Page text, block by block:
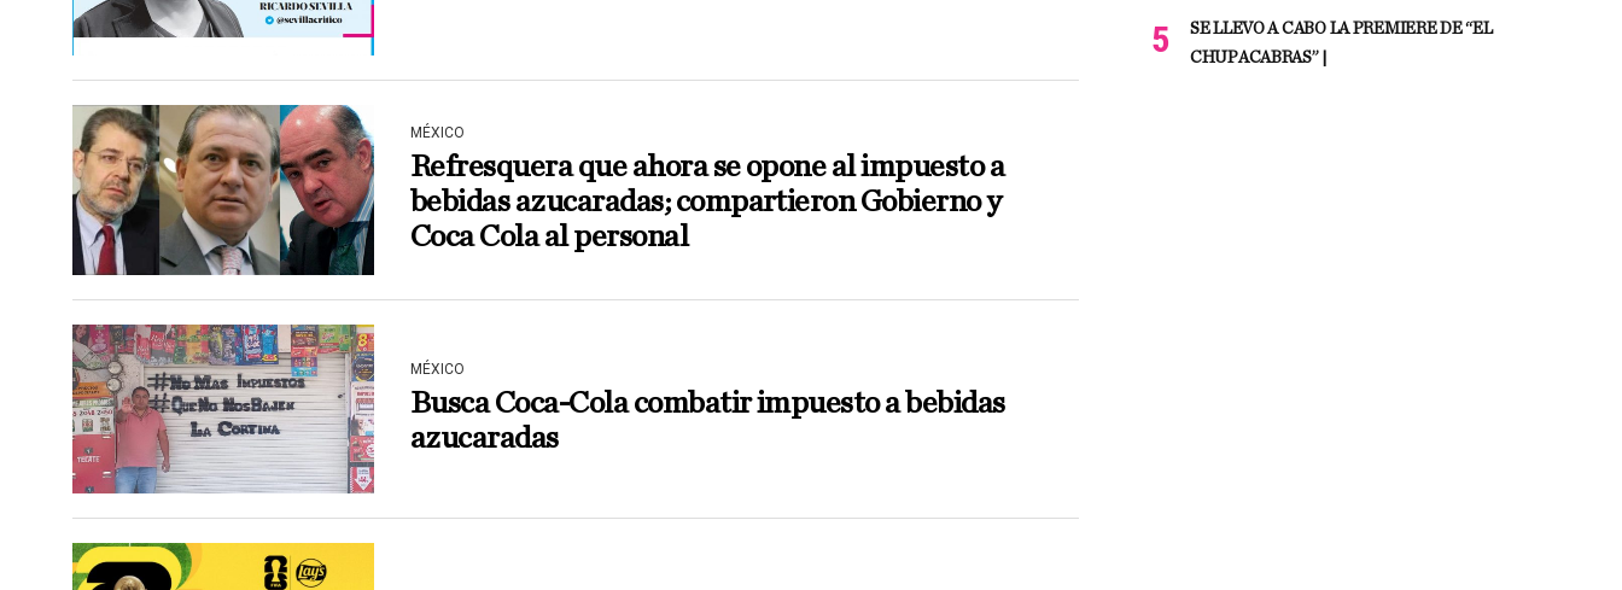
MÉXICO
Refresquera que ahora se opone al impuesto a
bebidas azucaradas; compartieron Gobierno y
Coca Cola al personal
MÉXICO
Busca Coca-Cola combatir impuesto a bebidas
azucaradas
SE LLEVO A CABO LA PREMIERE DE “EL
CHUPACABRAS” |